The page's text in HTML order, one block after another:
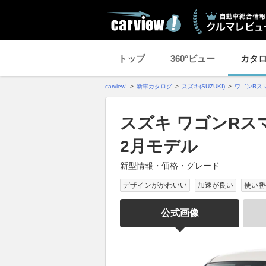
トップ 360°ビュー カタ
carview! 新車カタログ スズキ(SUZUKI) ワゴンRス
スズキ ワゴンRス
2月モデル
新型情報・価格・グレード
デザインがかわいい 加速が良い 使い
公式画像